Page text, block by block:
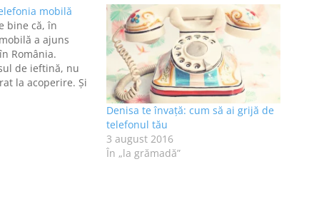
mobilă
bine că, în
a ajuns
România.
de ieftină, nu
la acoperire. Şi
acum, mai ales
nu se mai
Denisa te învață: cum să ai grijă de
telefonul tău
3 august 2016
În „la grămadă”